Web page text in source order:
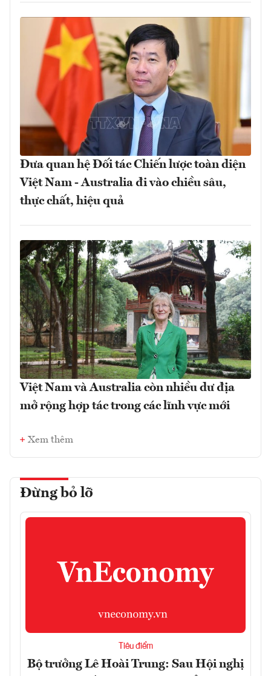
Đưa quan hệ Đối tác Chiến lược toàn diện
Việt Nam - Australia đi vào chiều sâu,
thực chất, hiệu quả
Việt Nam và Australia còn nhiều dư địa
mở rộng hợp tác trong các lĩnh vực mới
Xem thêm
Đừng bỏ lỡ
Tiêu điểm
Bộ trưởng Lê Hoài Trung: Sau Hội nghị